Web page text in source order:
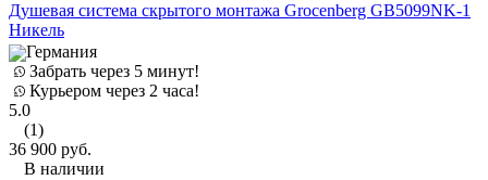
Душевая система скрытого монтажа Grocenberg GB5099NK-1
Никель
Германия
Забрать через 5 минут!
Курьером через 2 часа!
5.0
(1)
36 900 руб.
В наличии